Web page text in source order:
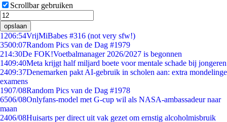
Scrollbar gebruiken
opslaan
1206:54VrijMiBabes #316 (not very sfw!)
3500:07Random Pics van de Dag #1979
214:30De FOK!Voetbalmanager 2026/2027 is begonnen
1409:40Meta krijgt half miljard boete voor mentale schade bij jongeren
2409:37Denemarken pakt AI-gebruik in scholen aan: extra mondelinge
examens
1907/08Random Pics van de Dag #1978
6506/08Onlyfans-model met G-cup wil als NASA-ambassadeur naar
maan
2406/08Huisarts per direct uit vak gezet om ernstig alcoholmisbruik